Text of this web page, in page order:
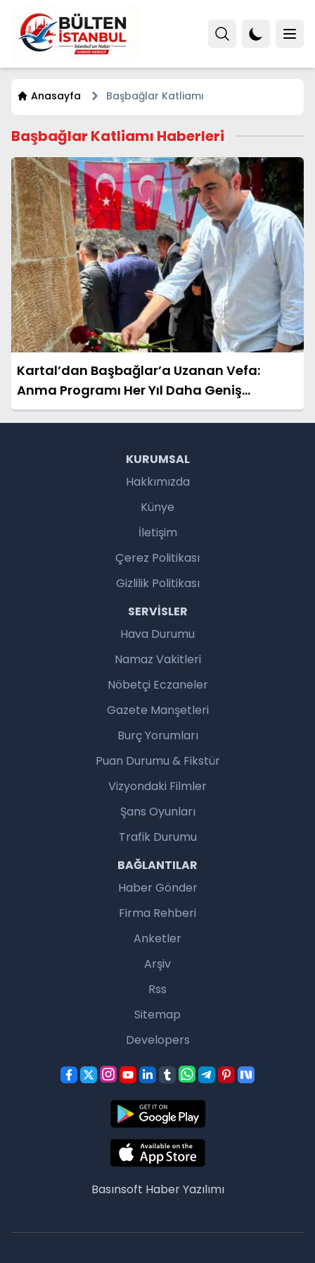
Anasayfa Başbağlar Katliamı
Başbağlar Katliamı Haberleri
Kartal’dan Başbağlar’a Uzanan Vefa:
Anma Programı Her Yıl Daha Geniş
Katılımla Büyüyor
KURUMSAL
Hakkımızda
Künye
İletişim
Çerez Politikası
Gizlilik Politikası
SERVISLER
Hava Durumu
Namaz Vakitleri
Nöbetçi Eczaneler
Gazete Manşetleri
Burç Yorumları
Puan Durumu & Fikstür
Vizyondaki Filmler
Şans Oyunları
Trafik Durumu
BAĞLANTILAR
Haber Gönder
Firma Rehberi
Anketler
Arşiv
Rss
Sitemap
Developers
Basınsoft Haber Yazılımı